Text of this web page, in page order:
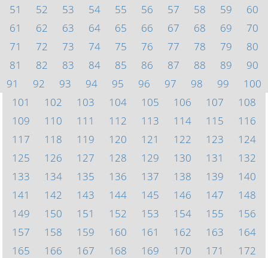
51
52 53 54 55 56 57 58 59
60
61
62 63 64 65 66 67 68 69
70
71
72 73 74 75 76 77 78 79
80
81
82 83 84 85 86 87 88 89
90
91
92 93 94 95 96 97 98 99
100
101
102 103 104 105 106 107
108
109
110 111 112 113 114 115
116
117
118 119 120 121 122 123
124
125
126 127 128 129 130 131
132
133
134 135 136 137 138 139
140
141
142 143 144 145 146 147
148
149
150 151 152 153 154 155
156
157
158 159 160 161 162 163
164
165
166 167 168 169 170 171
172